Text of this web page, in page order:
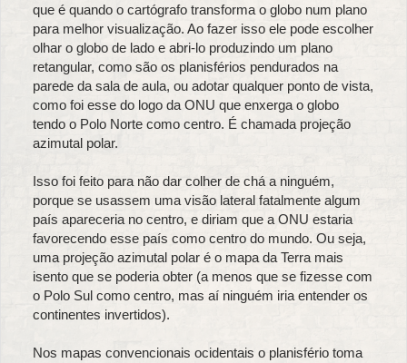
que é quando o cartógrafo transforma o globo num plano
para melhor visualização. Ao fazer isso ele pode escolher
olhar o globo de lado e abri-lo produzindo um plano
retangular, como são os planisférios pendurados na
parede da sala de aula, ou adotar qualquer ponto de vista,
como foi esse do logo da ONU que enxerga o globo
tendo o Polo Norte como centro. É chamada projeção
azimutal polar.
Isso foi feito para não dar colher de chá a ninguém,
porque se usassem uma visão lateral fatalmente algum
país apareceria no centro, e diriam que a ONU estaria
favorecendo esse país como centro do mundo. Ou seja,
uma projeção azimutal polar é o mapa da Terra mais
isento que se poderia obter (a menos que se fizesse com
o Polo Sul como centro, mas aí ninguém iria entender os
continentes invertidos).
Nos mapas convencionais ocidentais o planisfério toma